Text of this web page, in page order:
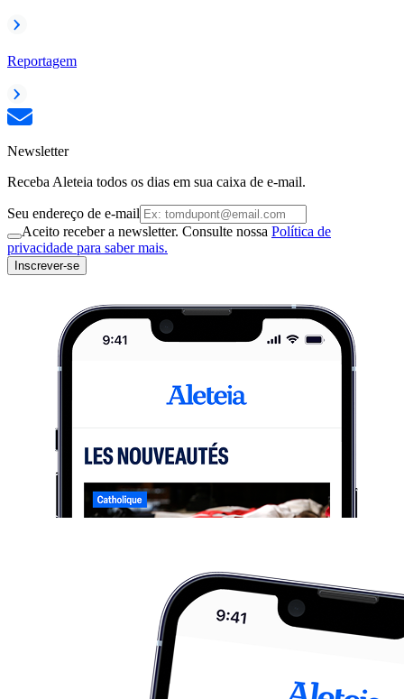
Reportagem
Newsletter
Receba Aleteia todos os dias em sua caixa de e-mail.
Seu endereço de e-mail
Aceito receber a newsletter. Consulte nossa Política de
privacidade para saber mais.
Inscrever-se